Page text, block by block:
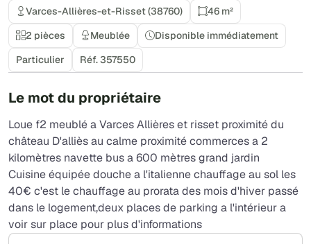
Varces-Allières-et-Risset (38760)
46 m²
2 pièces
Meublée
Disponible immédiatement
Particulier
Réf. 357550
Le mot du propriétaire
Loue f2 meublé a Varces Allières et risset proximité du
château D'alliès au calme proximité commerces a 2
kilomètres navette bus a 600 mètres grand jardin
Cuisine équipée douche a l'italienne chauffage au sol les
40€ c'est le chauffage au prorata des mois d'hiver passé
dans le logement,deux places de parking a l'intérieur a
voir sur place pour plus d'informations